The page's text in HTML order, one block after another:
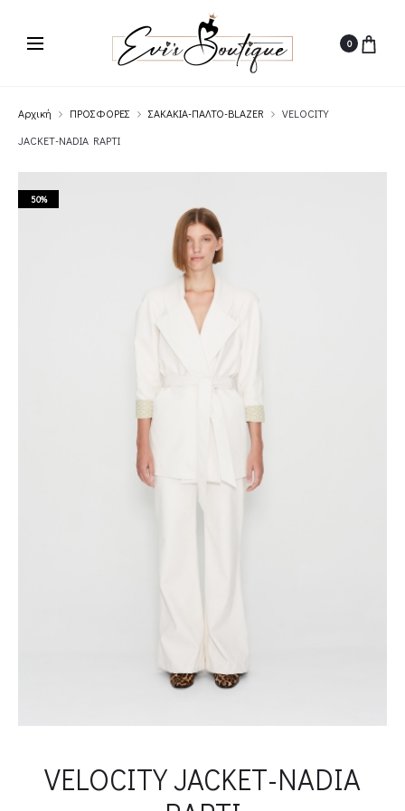
0
Αρχική ΠΡΟΣΦΟΡΕΣ ΣΑΚΑΚΙΑ-ΠΑΛΤΟ-BLAZER
VELOCITY
JACKET-NADIA RAPTI
50%
VELOCITY JACKET-NADIA